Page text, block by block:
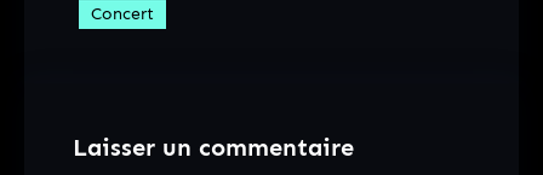
Concert
Laisser un commentaire